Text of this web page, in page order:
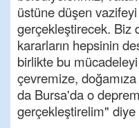
üstüne düşen
gerçekleştirecek. Biz
kararların hepsinin
birlikte bu
çevremize,
da Bursa'da o
gerçekleştirelim" diye